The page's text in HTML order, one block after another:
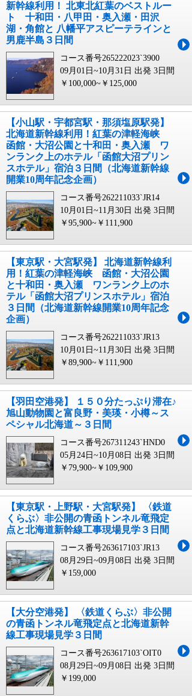
新幹線利用！ 北東北紅葉のベストルー
ト 十和田・八甲田・奥入瀬・田沢
湖・角館と 八幡平アスピーテラインと
男鹿半島３日間
コース番号265222023`3900
09月01日~10月31日 出発 3日間
￥100,000~￥125,000
【小山駅・宇都宮駅・那須塩原駅発】
北海道新幹線利用！紅葉の津軽海峡
函館・大沼公園と十和田・奥入瀬 ワ
ンランク上のホテル「函館大沼プリン
スホテル」宿泊３日間（北海道新幹線
開業10周年記念企画）
コース番号262211033`JR14
10月01日~11月30日 出発 3日間
￥95,900~￥111,900
【東京駅・大宮駅発】 北海道新幹線利
用！紅葉の津軽海峡 函館・大沼公園
と十和田・奥入瀬 ワンランク上のホ
テル「函館大沼プリンスホテル」宿泊
３日間（北海道新幹線開業10周年記念
企画）
コース番号262211033`JR13
10月01日~11月30日 出発 3日間
￥89,900~￥111,900
【羽田空港発】 １５０分たっぷり滞在♪
旭山動物園と富良野・美瑛・小樽～ス
ペシャル北海道～３日間
コース番号267311243`HND0
05月24日~10月08日 出発 3日間
￥79,900~￥109,900
【東京駅・上野駅・大宮駅発】 〈鉄道
くらぶ〉非公開の青函トンネル竜飛定
点と北海道新幹線工事現場見学３日間
コース番号263617103`JR13
08月29日~09月08日 出発 3日間
￥159,000
【大分空港発】 〈鉄道くらぶ〉非公開
の青函トンネル竜飛定点と北海道新幹
線工事現場見学３日間
コース番号263617103`OIT0
08月29日~09月08日 出発 3日間
￥199,000